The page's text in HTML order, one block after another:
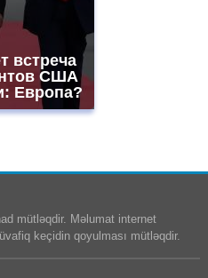
встреча
США
Европа?
mütləqdir. Məlumat internet
keçidin qoyulması mütləqdir.